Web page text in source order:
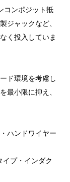
コンポジット抵
ジャックなど、
く投入していま
ド環境を考慮し
最小限に抑え、
ハンドワイヤー
イプ・インダク